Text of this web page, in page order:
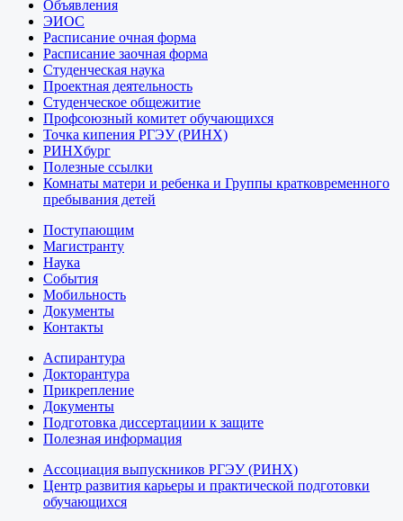
Объявления
ЭИОС
Расписание очная форма
Расписание заочная форма
Студенческая наука
Проектная деятельность
Студенческое общежитие
Профсоюзный комитет обучающихся
Точка кипения РГЭУ (РИНХ)
РИНХбург
Полезные ссылки
Комнаты матери и ребенка и Группы кратковременного
пребывания детей
Поступающим
Магистранту
Наука
События
Мобильность
Документы
Контакты
Аспирантура
Докторантура
Прикрепление
Документы
Подготовка диссертациии к защите
Полезная информация
Ассоциация выпускников РГЭУ (РИНХ)
Центр развития карьеры и практической подготовки
обучающихся